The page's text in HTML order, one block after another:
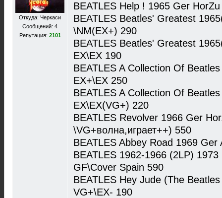
Откуда: Черкаси
Сообщений: 4
Репутация: 2101
BEATLES Help ! 1965 Ger
BEATLES Beatles' Greatest
\NM(EX+) 290
BEATLES Beatles' Greatest
EX\EX 190
BEATLES A Collection Of
EX+\EX 250
BEATLES A Collection Of
EX\EX(VG+) 220
BEATLES Revolver 1966 Ger
\VG+волна,играет++) 550
BEATLES Abbey Road 1969 Ger
BEATLES 1962-1966 (2LP)
GF\Cover Spain 590
BEATLES Hey Jude (The
VG+\EX- 190